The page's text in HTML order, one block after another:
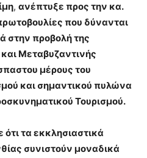
, ανέπτυξε προς την κα.
που δύνανται
στην προβολή της
Μεταβυζαντινής
μέρους του
και σημαντικού πυλώνα
Τουρισμού.
τα εκκλησιαστικά
συνιστούν μοναδικά